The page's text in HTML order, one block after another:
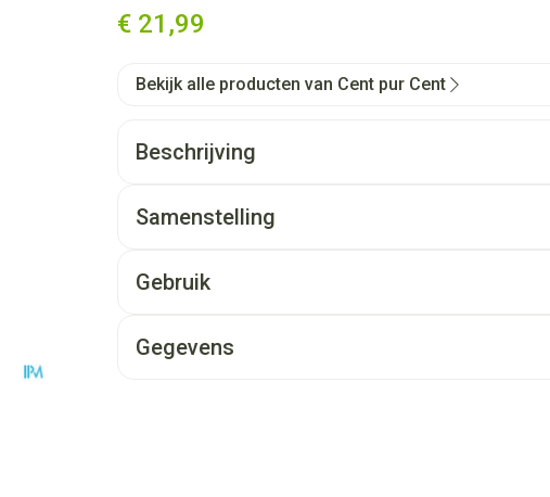
€ 21,99
Bekijk alle producten van Cent pur Cent
Beschrijving
Samenstelling
Gebruik
Gegevens